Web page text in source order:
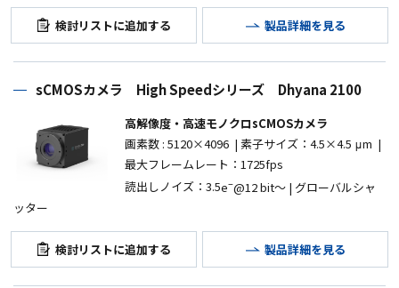
検討リストに追加する 製品詳細を見る
sCMOSカメラ High Speedシリーズ Dhyana 2100
高解像度・高速モノクロsCMOSカメラ
画素数 : 5120×4096 | 素子サイズ：4.5×4.5 μm |
最大フレームレート：1725fps
読出しノイズ：3.5e–@12 bit～ | グローバルシャ
ッター
検討リストに追加する 製品詳細を見る